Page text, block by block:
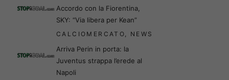
Accordo con la Fiorentina,
SKY: “Via libera per Kean”
CALCIOMERCATO NEWS
Arriva Perin in porta: la
Juventus strappa l’erede al
Napoli